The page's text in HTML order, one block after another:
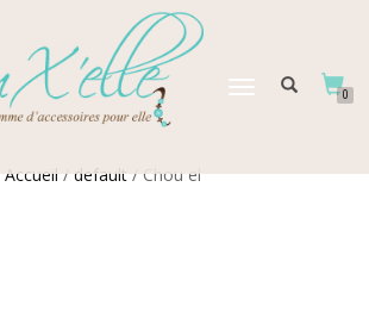
DÉPLIER
0
Accueil/default/ Chou el